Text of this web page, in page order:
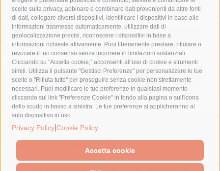
scelte sulla privacy, abbinare e combinare dati provenienti da altre fonti
di dati, collegare diversi dispositivi, identificare i dispositivi in base alle
informazioni trasmesse automaticamente, utilizzare dati di
geolocalizzazione precisi, riconoscere i dispositivi in base a
informazioni richieste attivamente. Puoi liberamente prestare, rifiutare o
revocare il tuo consenso senza incorrere in limitazioni sostanziali.
Cliccando su "Accetta cookie," acconsenti all'uso di cookie e strumenti
simili. Utilizza il pulsante "Gestisci Preferenze" per personalizzare le tue
scelte o "Rifiuta tutto" per proseguire senza cookie non strettamente
necessari. Puoi modificare le tue preferenze in qualsiasi momento
cliccando sul link "Preferenze Cookie" in fondo alla pagina o sull'icona
dello scudo in basso a sinistra. Le tue preferenze si applicheranno al
solo dispositivo in uso.
Privacy Policy Cookie Policy
Accetta cookie
lavori
lorenzo balducelli mare
massa lubrense
massimo coppola
Meta napoli
ordinanza
penisola sorrentina
piano di sorrento
polizia municipale
protezione civile
Regione Campania
sant'agnello
sindaco cuomo
sorrento studenti temporali
treni
turismo
Vico Equense villa fiorentino vincenzo de luca
© 2015 SorrentoPress. All rights reserved.
Il giornale online della Penisola Sorrentina
Cookie Policy